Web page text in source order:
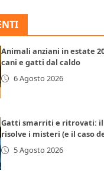
Animali anziani in estate
cani e gatti dal caldo
6 Agosto 2026
Gatti smarriti e ritrovati: il
risolve i misteri (e il caso
5 Agosto 2026